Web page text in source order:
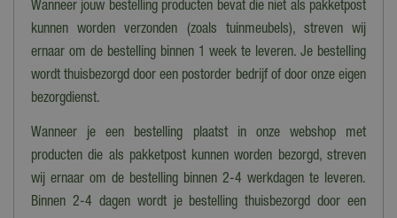
Rond
Hoofdmateriaal tafelblad
Hoofdmateriaal onderstel
Materiaal
Aluminium, Keramiek
Lengte/diameter (cm)
Wanneer jouw bestelling producten bevat die niet als pakketpost
kunnen worden verzonden (zoals tuinmeubels), streven wij
ernaar om de bestelling binnen 1 week te leveren. Je bestelling
wordt thuisbezorgd door een postorder bedrijf of door onze eigen
bezorgdienst.
Wanneer je een bestelling plaatst in onze webshop met
producten die als pakketpost kunnen worden bezorgd, streven
wij ernaar om de bestelling binnen 2-4 werkdagen te leveren.
Binnen 2-4 dagen wordt je bestelling thuisbezorgd door een